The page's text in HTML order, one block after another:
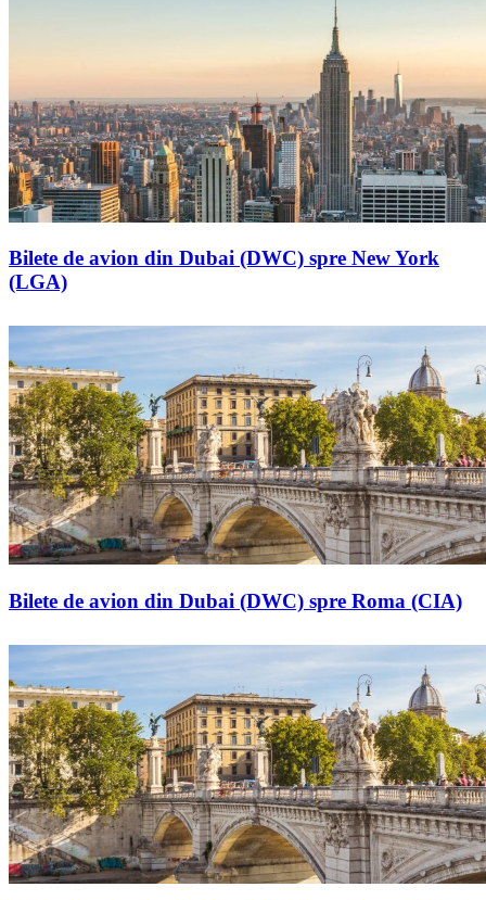
Bilete de avion din Dubai (DWC) spre New York
(LGA)
Bilete de avion din Dubai (DWC) spre Roma (CIA)